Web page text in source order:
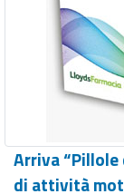
Arriva
di attività